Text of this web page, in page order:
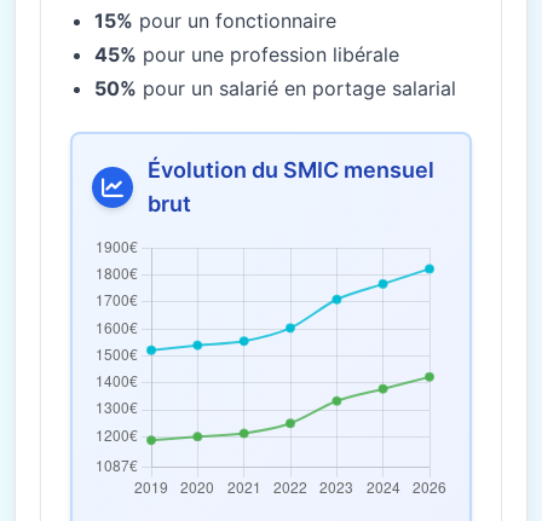
15% pour un fonctionnaire
45% pour une profession libérale
50% pour un salarié en portage salarial
Évolution du SMIC mensuel
brut